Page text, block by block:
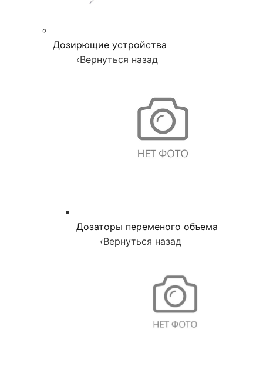
Дозирющие устройства
‹Вернуться назад
Дозаторы переменого объема
‹Вернуться назад